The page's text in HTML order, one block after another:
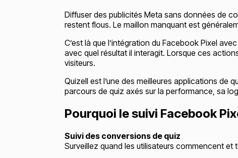
Diffuser des publicités Meta sans données de
restent flous. Le maillon manquant est
C’est là que l’intégration du Facebook Pixel
avec quel résultat il interagit. Lorsque ces
visiteurs.
Quizell est l’une des meilleures applications de
parcours de quiz axés sur la performance, sa
Pourquoi le suivi Facebook
Suivi des conversions de quiz
Surveillez quand les utilisateurs commencent